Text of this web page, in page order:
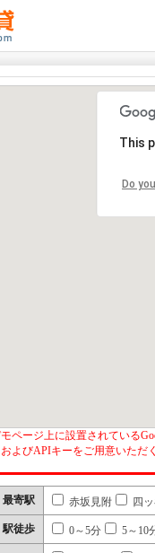
This
Do
ページ上に設置されている
よびAPIキーをご用意いただ
最寄駅 赤坂見附 四
駅徒歩 0～5分 5～10